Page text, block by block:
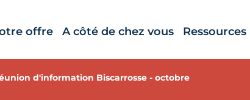
offre A côté de chez vous Ressources
d'information Biscarrosse - octobre